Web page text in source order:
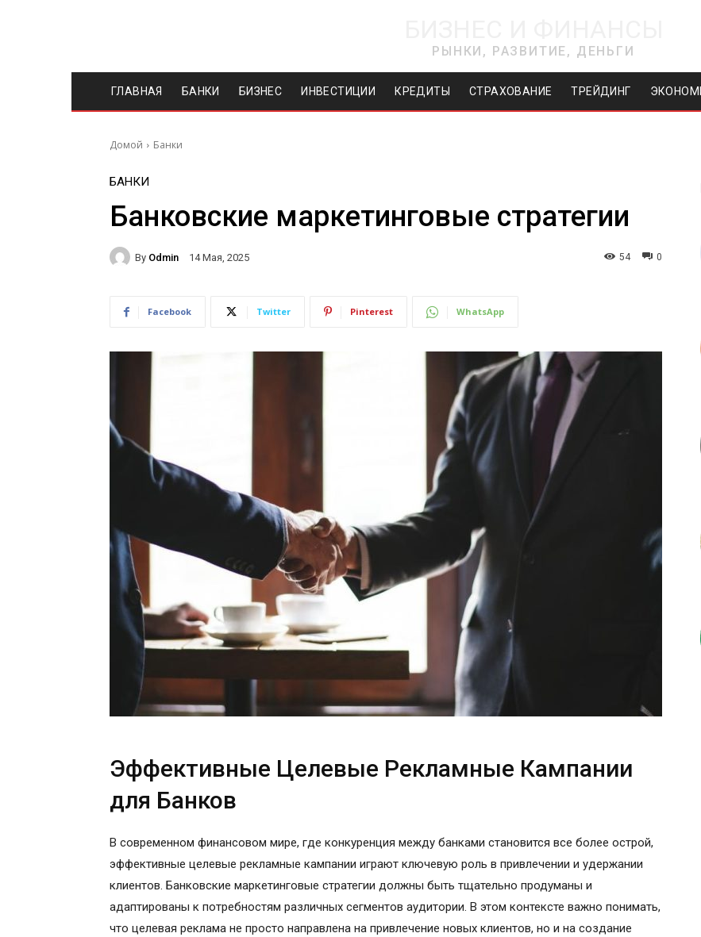
РЫНКИ, РАЗВИТИЕ, ДЕНЬГИ
ГЛАВНАЯ БАНКИ БИЗНЕС ИНВЕСТИЦИИ КРЕДИТЫ СТРАХОВАНИЕ ТРЕЙДИНГ
Домой Банки
БАНКИ
Банковские маркетинговые стратегии
By Odmin 14 Мая, 2025 0
54
Facebook Twitter Pinterest WhatsApp
Эффективные Целевые Рекламные Кампании
для Банков
В современном финансовом мире, где конкуренция между банками становится все более острой,
эффективные целевые рекламные кампании играют ключевую роль в привлечении и удержании
клиентов. Банковские маркетинговые стратегии должны быть тщательно продуманы и
адаптированы к потребностям различных сегментов аудитории. В этом контексте важно понимать,
что целевая реклама не просто направлена на привлечение новых клиентов, но и на создание